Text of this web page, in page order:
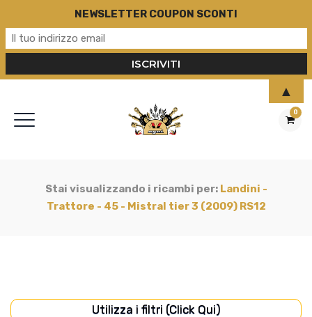
0
Stai visualizzando i ricambi per: Landini -
Trattore - 45 - Mistral tier 3 (2009) RS12
Utilizza i filtri (Click Qui)
NEWSLETTER COUPON SCONTI
▲